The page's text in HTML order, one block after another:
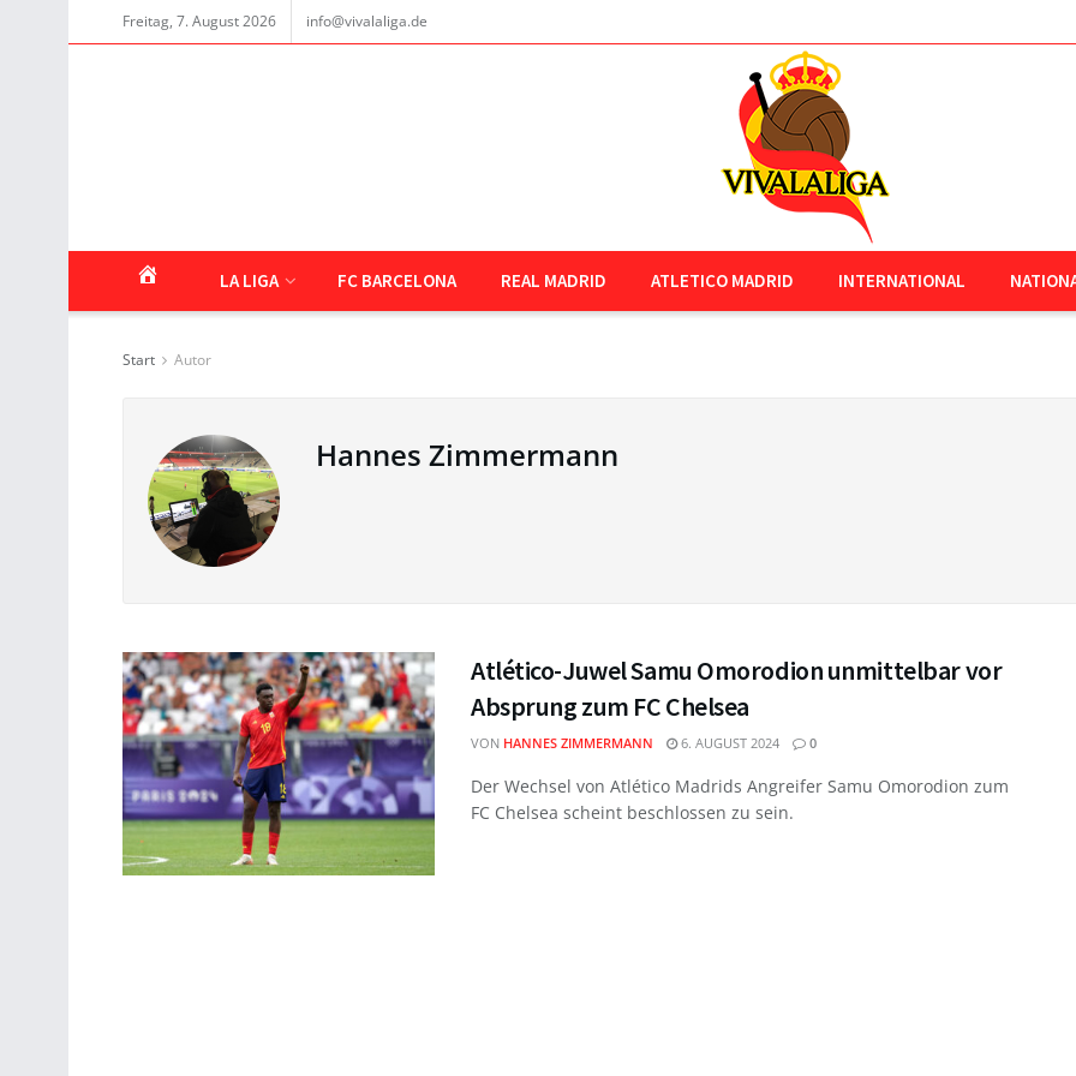
Freitag, 7. August 2026 info@vivalaliga.de
LA LIGA FC BARCELONA REAL MADRID ATLETICO MADRID INTERNATIONAL
Start Autor
Hannes Zimmermann
Atlético-Juwel Samu Omorodion unmittelbar vor
Absprung zum FC Chelsea
VON HANNES ZIMMERMANN 6. AUGUST 2024 0
Der Wechsel von Atlético Madrids Angreifer Samu Omorodion zum
FC Chelsea scheint beschlossen zu sein.